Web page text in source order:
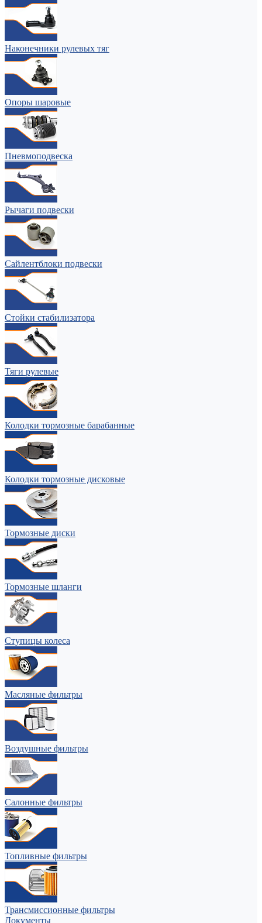
Наконечники рулевых тяг
Опоры шаровые
Пневмоподвеска
Рычаги подвески
Сайлентблоки подвески
Стойки стабилизатора
Тяги рулевые
Колодки тормозные барабанные
Колодки тормозные дисковые
Тормозные диски
Тормозные шланги
Ступицы колеса
Масляные фильтры
Воздушные фильтры
Салонные фильтры
Топливные фильтры
Трансмиссионные фильтры
Документы